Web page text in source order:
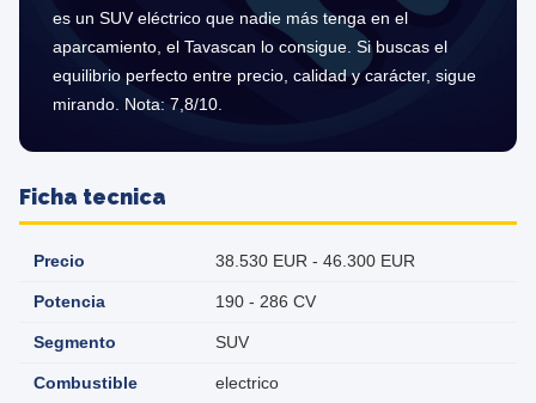
es un SUV eléctrico que nadie más tenga en el
aparcamiento, el Tavascan lo consigue. Si buscas el
equilibrio perfecto entre precio, calidad y carácter, sigue
mirando. Nota: 7,8/10.
Ficha tecnica
Precio 38.530 EUR - 46.300 EUR
Potencia 190 - 286 CV
Segmento SUV
Combustible electrico